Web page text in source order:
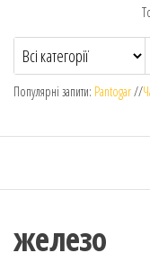
Популярні запити: Pantogar//
железо